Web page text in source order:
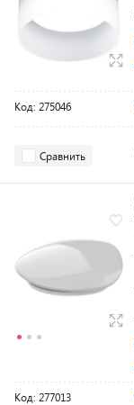
Код: 275046
Сравнить
Код: 277013